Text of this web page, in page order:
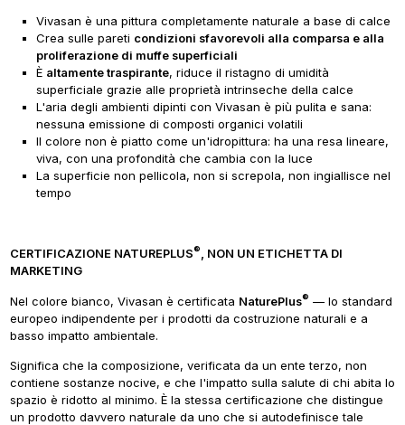
Vivasan è una pittura completamente naturale a base di calce
Crea sulle pareti condizioni sfavorevoli alla comparsa e alla
proliferazione di muffe superficiali
È altamente traspirante, riduce il ristagno di umidità
superficiale grazie alle proprietà intrinseche della calce
L'aria degli ambienti dipinti con Vivasan è più pulita e sana:
nessuna emissione di composti organici volatili
Il colore non è piatto come un'idropittura: ha una resa lineare,
viva, con una profondità che cambia con la luce
La superficie non pellicola, non si screpola, non ingiallisce nel
tempo
CERTIFICAZIONE NATUREPLUS®, NON UN ETICHETTA DI
MARKETING
Nel colore bianco, Vivasan è certificata NaturePlus® — lo standard
europeo indipendente per i prodotti da costruzione naturali e a
basso impatto ambientale.
Significa che la composizione, verificata da un ente terzo, non
contiene sostanze nocive, e che l'impatto sulla salute di chi abita lo
spazio è ridotto al minimo. È la stessa certificazione che distingue
un prodotto davvero naturale da uno che si autodefinisce tale